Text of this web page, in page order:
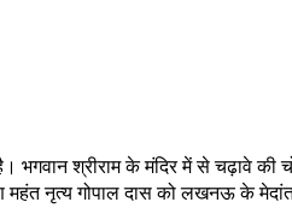
भगवान श्रीराम के मंदिर में से चढ़ावे
नृत्य गोपाल दास को लखनऊ के